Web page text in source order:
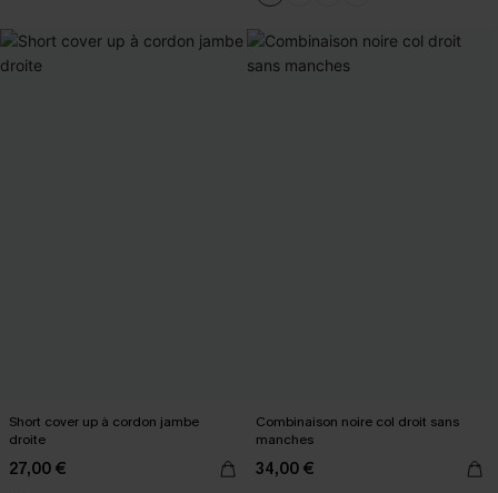
Short cover up à cordon jambe
droite
27,00 €
Combinaison noire col droit sans
manches
34,00 €